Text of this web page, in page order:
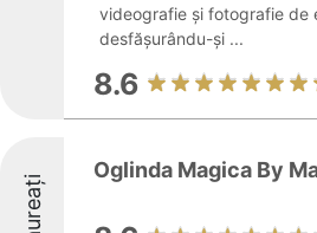
videografie și fotografie de
desfășurându-și ...
8.6
Laureați
Oglinda Magica By